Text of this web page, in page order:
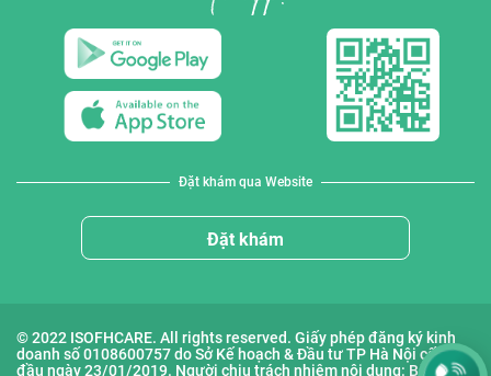
Đặt khám qua Website
Đặt khám
© 2022 ISOFHCARE. All rights reserved. Giấy phép đăng ký kinh
doanh số 0108600757 do Sở Kế hoạch & Đầu tư TP Hà Nội cấp lần
đầu ngày 23/01/2019. Người chịu trách nhiệm nội dung: Bà